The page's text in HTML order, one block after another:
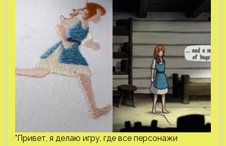
"Привет, я делаю игру, где все персонажи